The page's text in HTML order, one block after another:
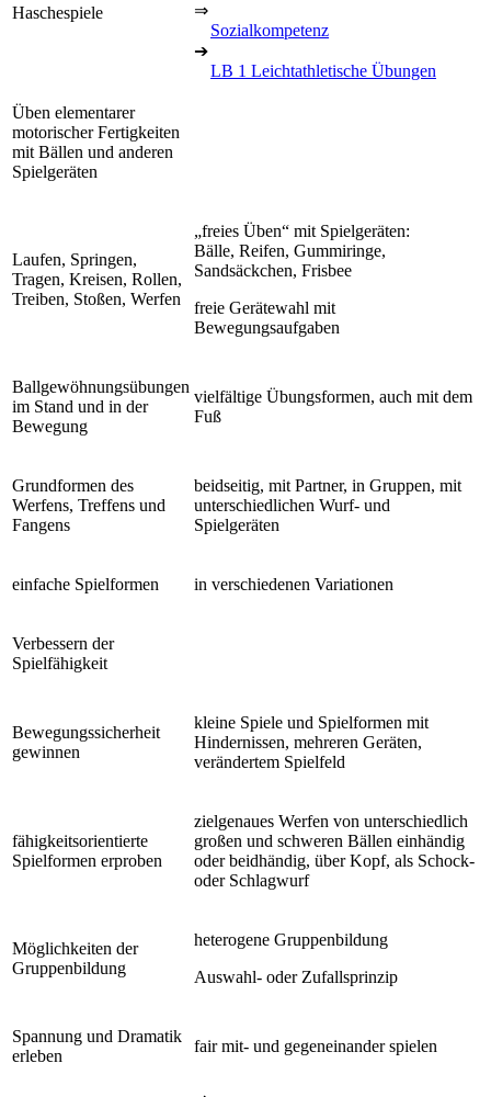
Haschespiele
⇒
Sozialkompetenz
➔
LB 1 Leichtathletische Übungen
Üben elementarer
motorischer Fertigkeiten
mit Bällen und anderen
Spielgeräten
Laufen, Springen,
Tragen, Kreisen, Rollen,
Treiben, Stoßen, Werfen
„freies Üben“ mit Spielgeräten:
Bälle, Reifen, Gummiringe,
Sandsäckchen, Frisbee
freie Gerätewahl mit
Bewegungsaufgaben
Ballgewöhnungsübungen
im Stand und in der
Bewegung
vielfältige Übungsformen, auch mit dem
Fuß
Grundformen des
Werfens, Treffens und
Fangens
beidseitig, mit Partner, in Gruppen, mit
unterschiedlichen Wurf- und
Spielgeräten
einfache Spielformen in verschiedenen Variationen
Verbessern der
Spielfähigkeit
Bewegungssicherheit
gewinnen
kleine Spiele und Spielformen mit
Hindernissen, mehreren Geräten,
verändertem Spielfeld
fähigkeitsorientierte
Spielformen erproben
zielgenaues Werfen von unterschiedlich
großen und schweren Bällen einhändig
oder beidhändig, über Kopf, als Schock-
oder Schlagwurf
Möglichkeiten der
Gruppenbildung
heterogene Gruppenbildung
Auswahl- oder Zufallsprinzip
Spannung und Dramatik
erleben
fair mit- und gegeneinander spielen